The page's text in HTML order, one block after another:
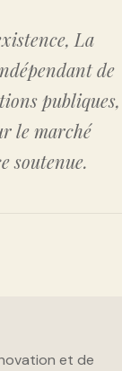
La
de
publiques,
le marché
soutenue.
et de